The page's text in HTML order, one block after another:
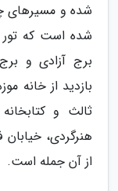
شده و مسیرهای
شده است که تور
برج آزادی و
بازدید از خانه
ثالث و
هنرگردی،
از آن جمله است.